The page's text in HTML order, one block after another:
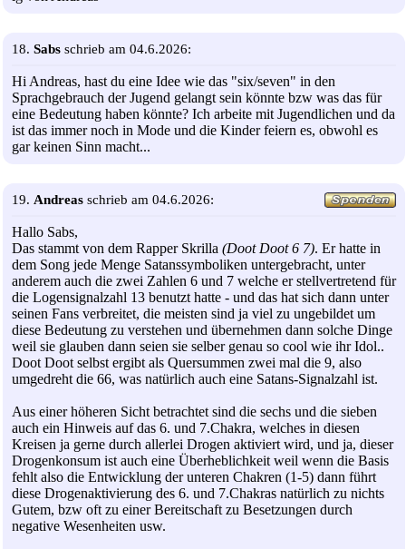
18. Sabs schrieb am 04.6.2026:
Hi Andreas, hast du eine Idee wie das "six/seven" in den
Sprachgebrauch der Jugend gelangt sein könnte bzw was das für
eine Bedeutung haben könnte? Ich arbeite mit Jugendlichen und da
ist das immer noch in Mode und die Kinder feiern es, obwohl es
gar keinen Sinn macht...
19. Andreas schrieb am 04.6.2026:
Hallo Sabs,
Das stammt von dem Rapper Skrilla (Doot Doot 6 7). Er hatte in
dem Song jede Menge Satanssymboliken untergebracht, unter
anderem auch die zwei Zahlen 6 und 7 welche er stellvertretend für
die Logensignalzahl 13 benutzt hatte - und das hat sich dann unter
seinen Fans verbreitet, die meisten sind ja viel zu ungebildet um
diese Bedeutung zu verstehen und übernehmen dann solche Dinge
weil sie glauben dann seien sie selber genau so cool wie ihr Idol..
Doot Doot selbst ergibt als Quersummen zwei mal die 9, also
umgedreht die 66, was natürlich auch eine Satans-Signalzahl ist.
Aus einer höheren Sicht betrachtet sind die sechs und die sieben
auch ein Hinweis auf das 6. und 7.Chakra, welches in diesen
Kreisen ja gerne durch allerlei Drogen aktiviert wird, und ja, dieser
Drogenkonsum ist auch eine Überheblichkeit weil wenn die Basis
fehlt also die Entwicklung der unteren Chakren (1-5) dann führt
diese Drogenaktivierung des 6. und 7.Chakras natürlich zu nichts
Gutem, bzw oft zu einer Bereitschaft zu Besetzungen durch
negative Wesenheiten usw.